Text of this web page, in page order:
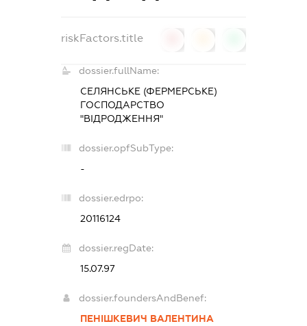
riskFactors.title
dossier.fullName:
СЕЛЯНСЬКЕ (ФЕРМЕРСЬКЕ)
ГОСПОДАРСТВО
"ВІДРОДЖЕННЯ"
dossier.opfSubType:
-
dossier.edrpo:
20116124
dossier.regDate:
15.07.97
dossier.foundersAndBenef:
ПЕНІШКЕВИЧ ВАЛЕНТИНА